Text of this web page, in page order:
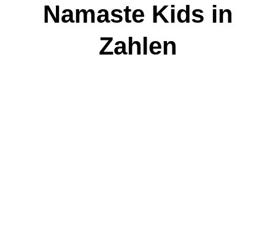
Namaste Kids in
Zahlen